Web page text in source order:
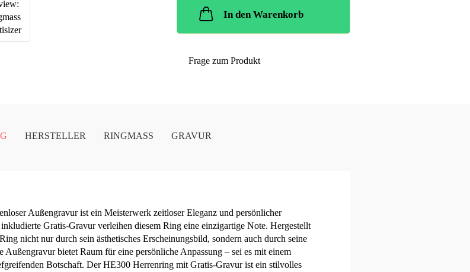
In den Warenkorb
Frage zum Produkt
HERSTELLER RINGMASS GRAVUR
Außengravur ist ein Meisterwerk zeitloser Eleganz und persönlicher
Gratis-Gravur verleihen diesem Ring eine einzigartige Note. Hergestellt
nicht nur durch sein ästhetisches Erscheinungsbild, sondern auch durch seine
bietet Raum für eine persönliche Anpassung – sei es mit einem
Botschaft. Der HE300 Herrenring mit Gratis-Gravur ist ein stilvolles